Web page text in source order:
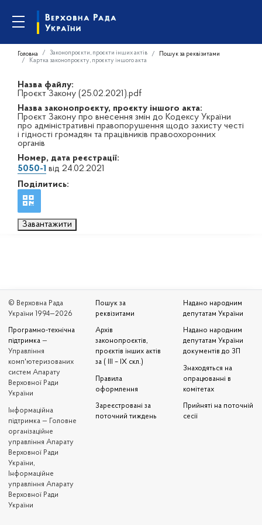
Головна Законопроєкти, проєкти інших актів
Пошук за реквізитами
Картка законопроєкту, проєкту іншого акта
Назва файлу:
Проєкт Закону (25.02.2021).pdf
Назва законопроєкту, проєкту іншого акта:
Проєкт Закону про внесення змін до Кодексу України
про адміністративні правопорушення щодо захисту честі
і гідності громадян та працівників правоохоронних
органів
Номер, дата реєстрації:
5050-1 від 24.02.2021
Поділитись:
Завантажити
© Верховна Рада
України 1994—2026
Програмно-технічна
підтримка —
Управління
комп'ютеризованих
систем Апарату
Верховної Ради
України
Iнформаційна
підтримка — Головне
організаційне
управління Апарату
Верховної Ради
України,
Інформаційне
управління Апарату
Верховної Ради
України
Пошук за
реквізитами
Архів
законопроєктів,
проєктів інших актів
за ( III – IX скл.)
Правила
оформлення
Зареєстровані за
поточний тиждень
Надано народним
депутатам України
Надано народним
депутатам України
документів до ЗП
Знаходяться на
опрацюванні в
комітетах
Прийняті на поточній
сесії